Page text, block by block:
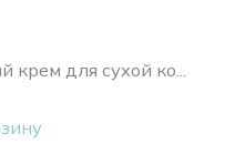
для сухой ко...